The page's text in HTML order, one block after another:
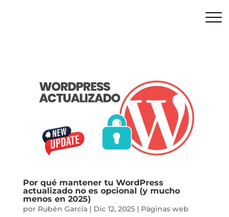
Por qué mantener tu WordPress
actualizado no es opcional (y mucho
menos en 2025)
por Rubén García| Dic 12, 2025| Páginas web